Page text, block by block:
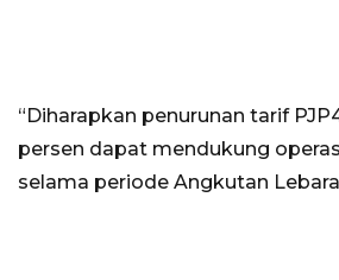
“Diharapkan penurunan tarif
persen dapat mendukung
selama periode Angkutan